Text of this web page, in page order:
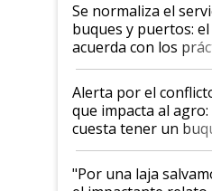
Se normaliza el
buques y puertos:
acuerda con los
suspende el decreto
desregulación
Alerta por el
que impacta al agro:
cuesta tener un
y el peligro de que
pase a ser "país sucio"
"Por una laja